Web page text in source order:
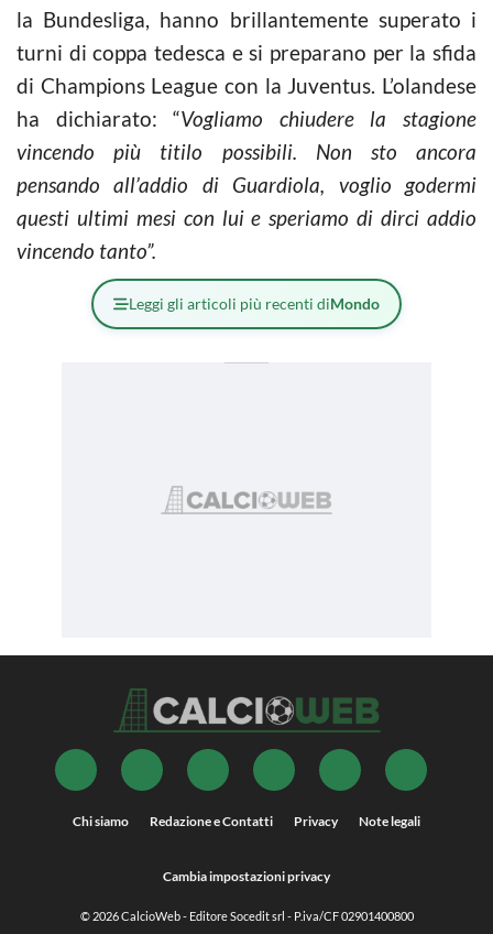
la Bundesliga, hanno brillantemente superato i
turni di coppa tedesca e si preparano per la sfida
di Champions League con la Juventus. L’olandese
ha dichiarato: “Vogliamo chiudere la stagione
vincendo più titilo possibili. Non sto ancora
pensando all’addio di Guardiola, voglio godermi
questi ultimi mesi con lui e speriamo di dirci addio
vincendo tanto”.
Leggi gli articoli più recenti diMondo
Chi siamo Redazione e Contatti Privacy Note legali
Cambia impostazioni privacy
© 2026CalcioWeb- Editore Socedit srl - P.iva/CF 02901400800